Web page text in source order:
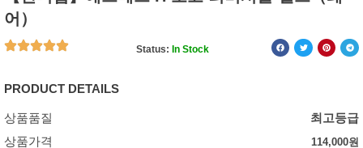
어）
Status: In Stock
PRODUCT DETAILS
상품품질
최고등급
상품가격
114,000원